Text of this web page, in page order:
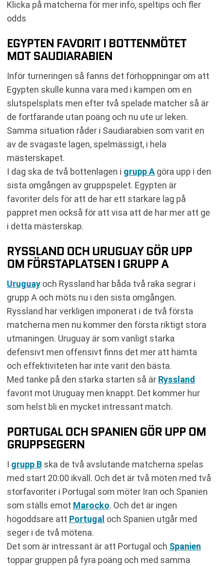
Klicka på matcherna för mer info, speltips och fler
odds
EGYPTEN FAVORIT I BOTTENMÖTET
MOT SAUDIARABIEN
Inför turneringen så fanns det förhoppningar om att
Egypten skulle kunna vara med i kampen om en
slutspelsplats men efter två spelade matcher så är
de fortfarande utan poäng och nu ute ur leken.
Samma situation råder i Saudiarabien som varit en
av de svagaste lagen, spelmässigt, i hela
mästerskapet.
I dag ska de två bottenlagen i grupp A göra upp i den
sista omgången av gruppspelet. Egypten är
favoriter dels för att de har ett starkare lag på
pappret men också för att visa att de har mer att ge
i detta mästerskap.
RYSSLAND OCH URUGUAY GÖR UPP
OM FÖRSTAPLATSEN I GRUPP A
Uruguay och Ryssland har båda två raka segrar i
grupp A och möts nu i den sista omgången.
Ryssland har verkligen imponerat i de två första
matcherna men nu kommer den första riktigt stora
utmaningen. Uruguay är som vanligt starka
defensivt men offensivt finns det mer att hämta
och effektiviteten har inte varit den bästa.
Med tanke på den starka starten så är Ryssland
favorit mot Uruguay men knappt. Det kommer hur
som helst bli en mycket intressant match.
PORTUGAL OCH SPANIEN GÖR UPP OM
GRUPPSEGERN
I grupp B ska de två avslutande matcherna spelas
med start 20:00 ikväll. Och det är två möten med två
storfavoriter i Portugal som möter Iran och Spanien
som ställs emot Marocko. Och det är ingen
högoddsare att Portugal och Spanien utgår med
seger i de två mötena.
Det som är intressant är att Portugal och Spanien
toppar gruppen på fyra poäng och med samma